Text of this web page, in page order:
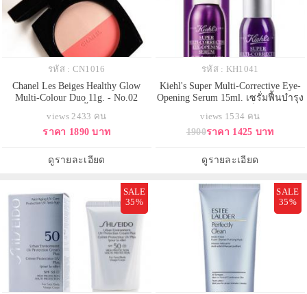
รหัส : CN1016
Chanel Les Beiges Healthy Glow
Multi-Colour Duo 11g. - No.02
ละเอียด ที่อัดแน่นมาในตลับสองโทน
สี ไฮไลท์จะเป็นสีแชมเปญแบบอม
สีส้มแบบคอรัลแสนสดใส ปัดแล้วผิว
จะโกลว์บ่มแดดแบบระเรื่อ เป็น
views 2433 คน
ราคา 1890 บาท
ดูรายละเอียด
รหัส : KH1041
Kiehl's Super Multi-Corrective Eye-
Opening Serum 15ml. เซรั่มฟื้นบำรุง
รอบดวงตาแบบ 360 องศา แก้ปัญหา
ความร่วงโรยรอบดวงตาทั้ง 5
ดวงตาดูกระชับขึ้น รู้สึกดวงตาแลดู
กลมโต ผิวรอบดวง
views 1534 คน
1900ราคา 1425 บาท
ดูรายละเอียด
SALE
35%
SALE
35%